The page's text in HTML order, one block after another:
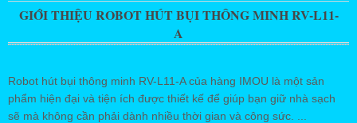
GIỚI THIỆU ROBOT HÚT BỤI THÔNG MINH RV-L11-
A
Robot hút bụi thông minh RV-L11-A của hàng IMOU là một sản
phẩm hiện đại và tiện ích được thiết kế để giúp bạn giữ nhà sạch
sẽ mà không cần phải dành nhiều thời gian và công sức. ...